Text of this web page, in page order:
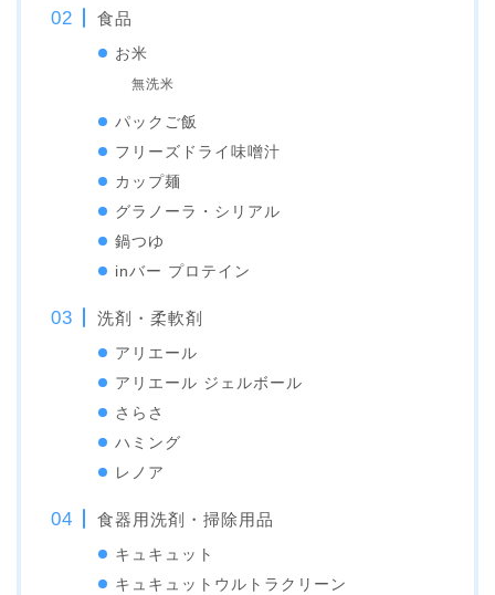
食品
お米
無洗米
パックご飯
フリーズドライ味噌汁
カップ麺
グラノーラ・シリアル
鍋つゆ
inバー プロテイン
洗剤・柔軟剤
アリエール
アリエール ジェルボール
さらさ
ハミング
レノア
食器用洗剤・掃除用品
キュキュット
キュキュットウルトラクリーン